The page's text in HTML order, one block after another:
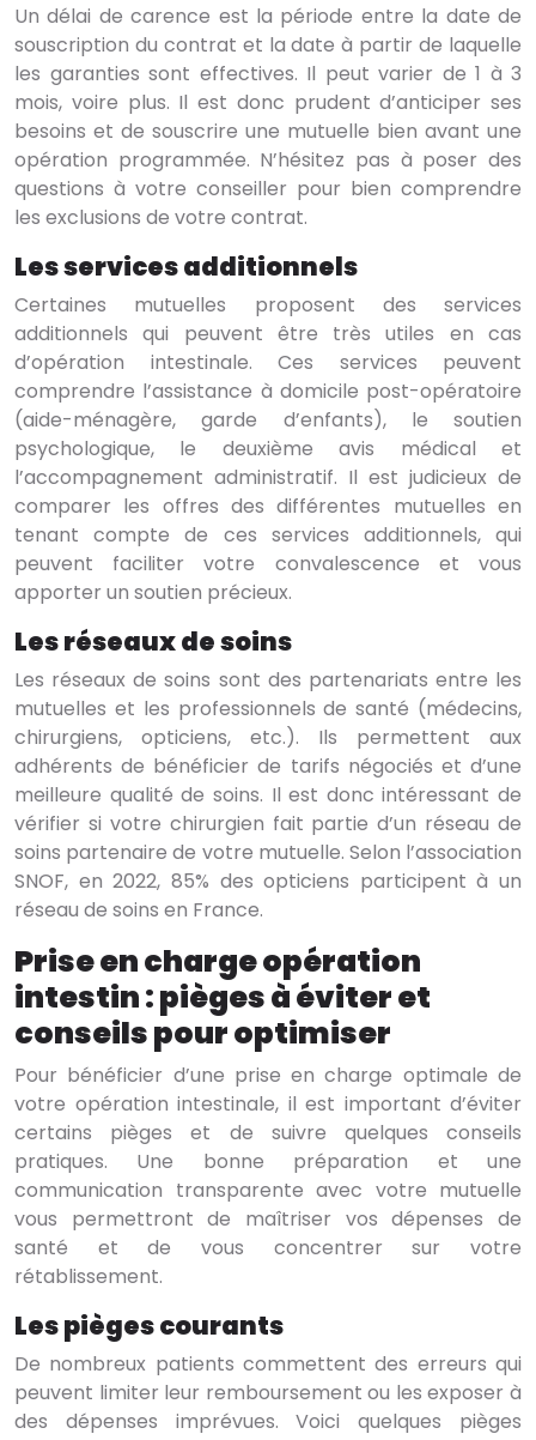
Un délai de carence est la période entre la date de
souscription du contrat et la date à partir de laquelle
les garanties sont effectives. Il peut varier de 1 à 3
mois, voire plus. Il est donc prudent d’anticiper ses
besoins et de souscrire une mutuelle bien avant une
opération programmée. N’hésitez pas à poser des
questions à votre conseiller pour bien comprendre
les exclusions de votre contrat.
Les services additionnels
Certaines mutuelles proposent des services
additionnels qui peuvent être très utiles en cas
d’opération intestinale. Ces services peuvent
comprendre l’assistance à domicile post-opératoire
(aide-ménagère, garde d’enfants), le soutien
psychologique, le deuxième avis médical et
l’accompagnement administratif. Il est judicieux de
comparer les offres des différentes mutuelles en
tenant compte de ces services additionnels, qui
peuvent faciliter votre convalescence et vous
apporter un soutien précieux.
Les réseaux de soins
Les réseaux de soins sont des partenariats entre les
mutuelles et les professionnels de santé (médecins,
chirurgiens, opticiens, etc.). Ils permettent aux
adhérents de bénéficier de tarifs négociés et d’une
meilleure qualité de soins. Il est donc intéressant de
vérifier si votre chirurgien fait partie d’un réseau de
soins partenaire de votre mutuelle. Selon l’association
SNOF, en 2022, 85% des opticiens participent à un
réseau de soins en France.
Prise en charge opération
intestin : pièges à éviter et
conseils pour optimiser
Pour bénéficier d’une prise en charge optimale de
votre opération intestinale, il est important d’éviter
certains pièges et de suivre quelques conseils
pratiques. Une bonne préparation et une
communication transparente avec votre mutuelle
vous permettront de maîtriser vos dépenses de
santé et de vous concentrer sur votre
rétablissement.
Les pièges courants
De nombreux patients commettent des erreurs qui
peuvent limiter leur remboursement ou les exposer à
des dépenses imprévues. Voici quelques pièges